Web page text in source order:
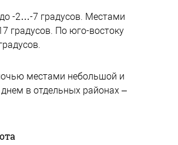
-2…-7 градусов. Местами
градусов. По юго-востоку
местами небольшой и
в отдельных районах –